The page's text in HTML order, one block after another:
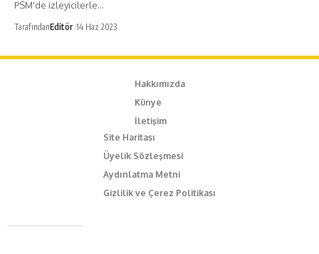
PSM'de izleyicilerle…
TarafındanEditör 14 Haz 2023
Hakkımızda
Künye
İletişim
Site Haritası
Üyelik Sözleşmesi
Aydınlatma Metni
Gizlilik ve Çerez Politikası
Caferağa Mah. Dr. Şakir Paşa Sok. No3/A Kadıköy İstanbul